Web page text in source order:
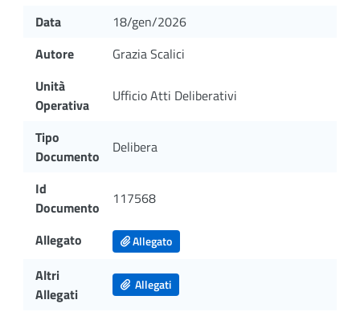
Data
18/gen/2026
Autore
Grazia Scalici
Unità
Operativa
Ufficio Atti Deliberativi
Tipo
Documento
Delibera
Id
Documento
117568
Allegato Allegato
Altri
Allegati
Allegati